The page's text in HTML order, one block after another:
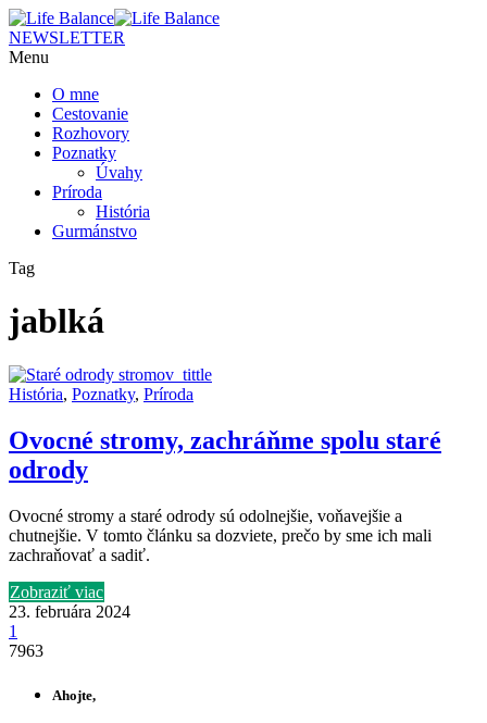
NEWSLETTER
Menu
O mne
Cestovanie
Rozhovory
Poznatky
Úvahy
Príroda
História
Gurmánstvo
Tag
jablká
História, Poznatky, Príroda
Ovocné stromy, zachráňme spolu staré
odrody
Ovocné stromy a staré odrody sú odolnejšie, voňavejšie a
chutnejšie. V tomto článku sa dozviete, prečo by sme ich mali
zachraňovať a sadiť.
Zobraziť viac
23. februára 2024
1
7963
Ahojte,